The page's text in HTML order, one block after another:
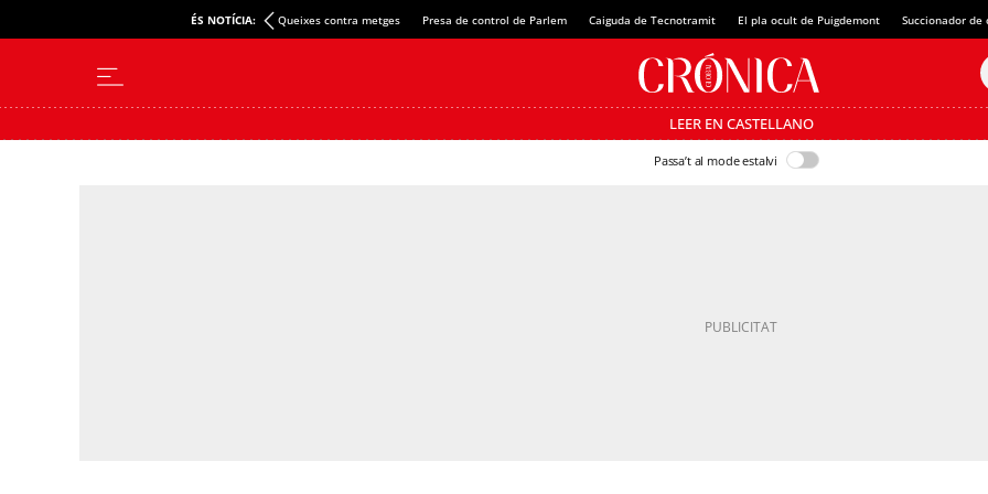
ÉS NOTÍCIA: Queixes contra metges Presa de control de Parlem Caiguda de Tecnotramit El pla ocult de Puigdemont Succionador de
LEER EN CASTELLANO
Passa’t al mode estalvi